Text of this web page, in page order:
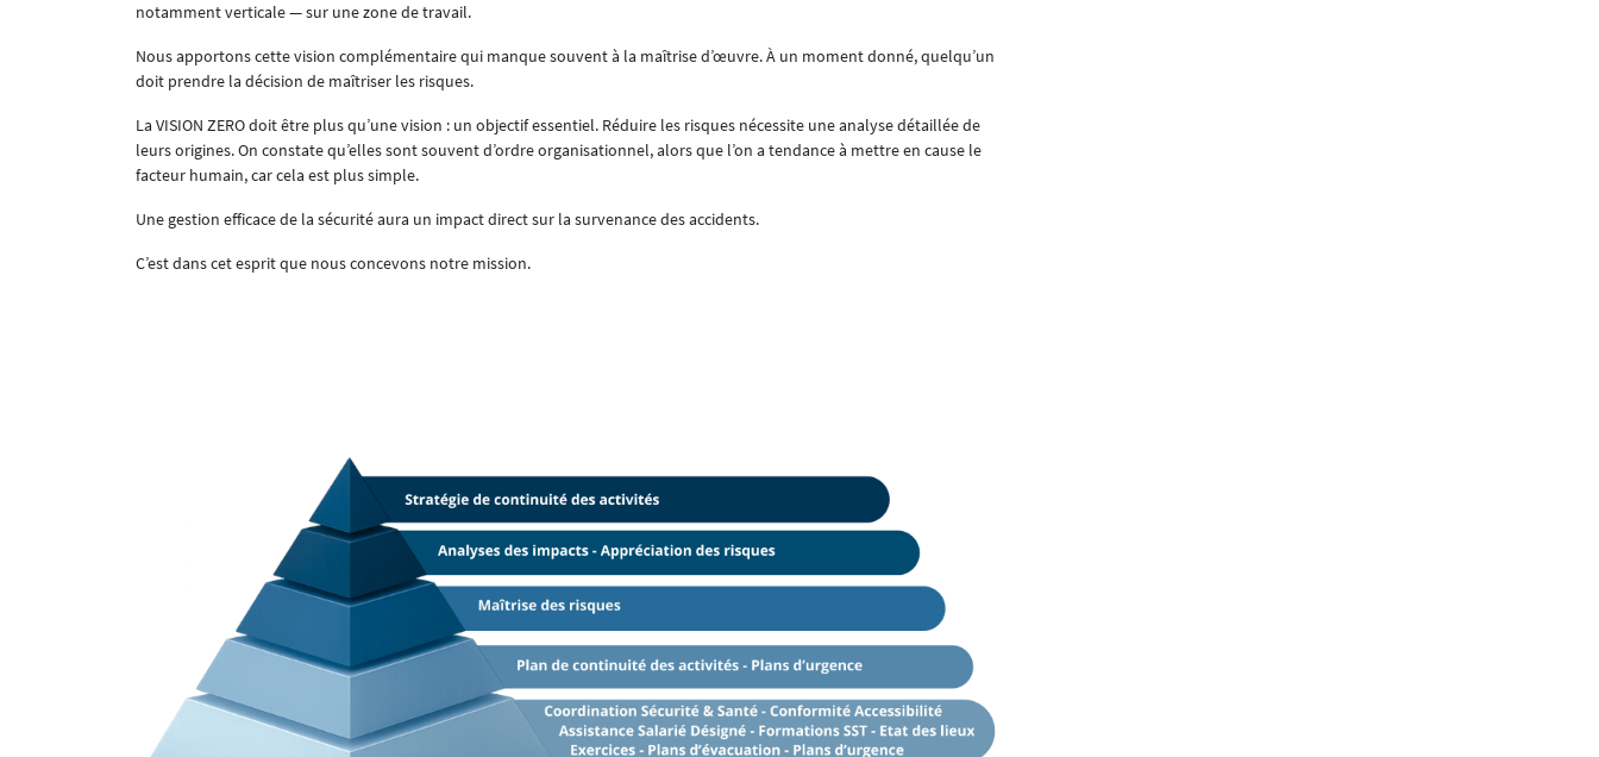
notamment verticale — sur une zone de travail.
Nous apportons cette vision complémentaire qui manque souvent à la maîtrise d’œuvre. À un moment donné, quelqu’un
doit prendre la décision de maîtriser les risques.
La VISION ZERO doit être plus qu’une vision : un objectif essentiel. Réduire les risques nécessite une analyse détaillée de
leurs origines. On constate qu’elles sont souvent d’ordre organisationnel, alors que l’on a tendance à mettre en cause le
facteur humain, car cela est plus simple.
Une gestion efficace de la sécurité aura un impact direct sur la survenance des accidents.
C’est dans cet esprit que nous concevons notre mission.